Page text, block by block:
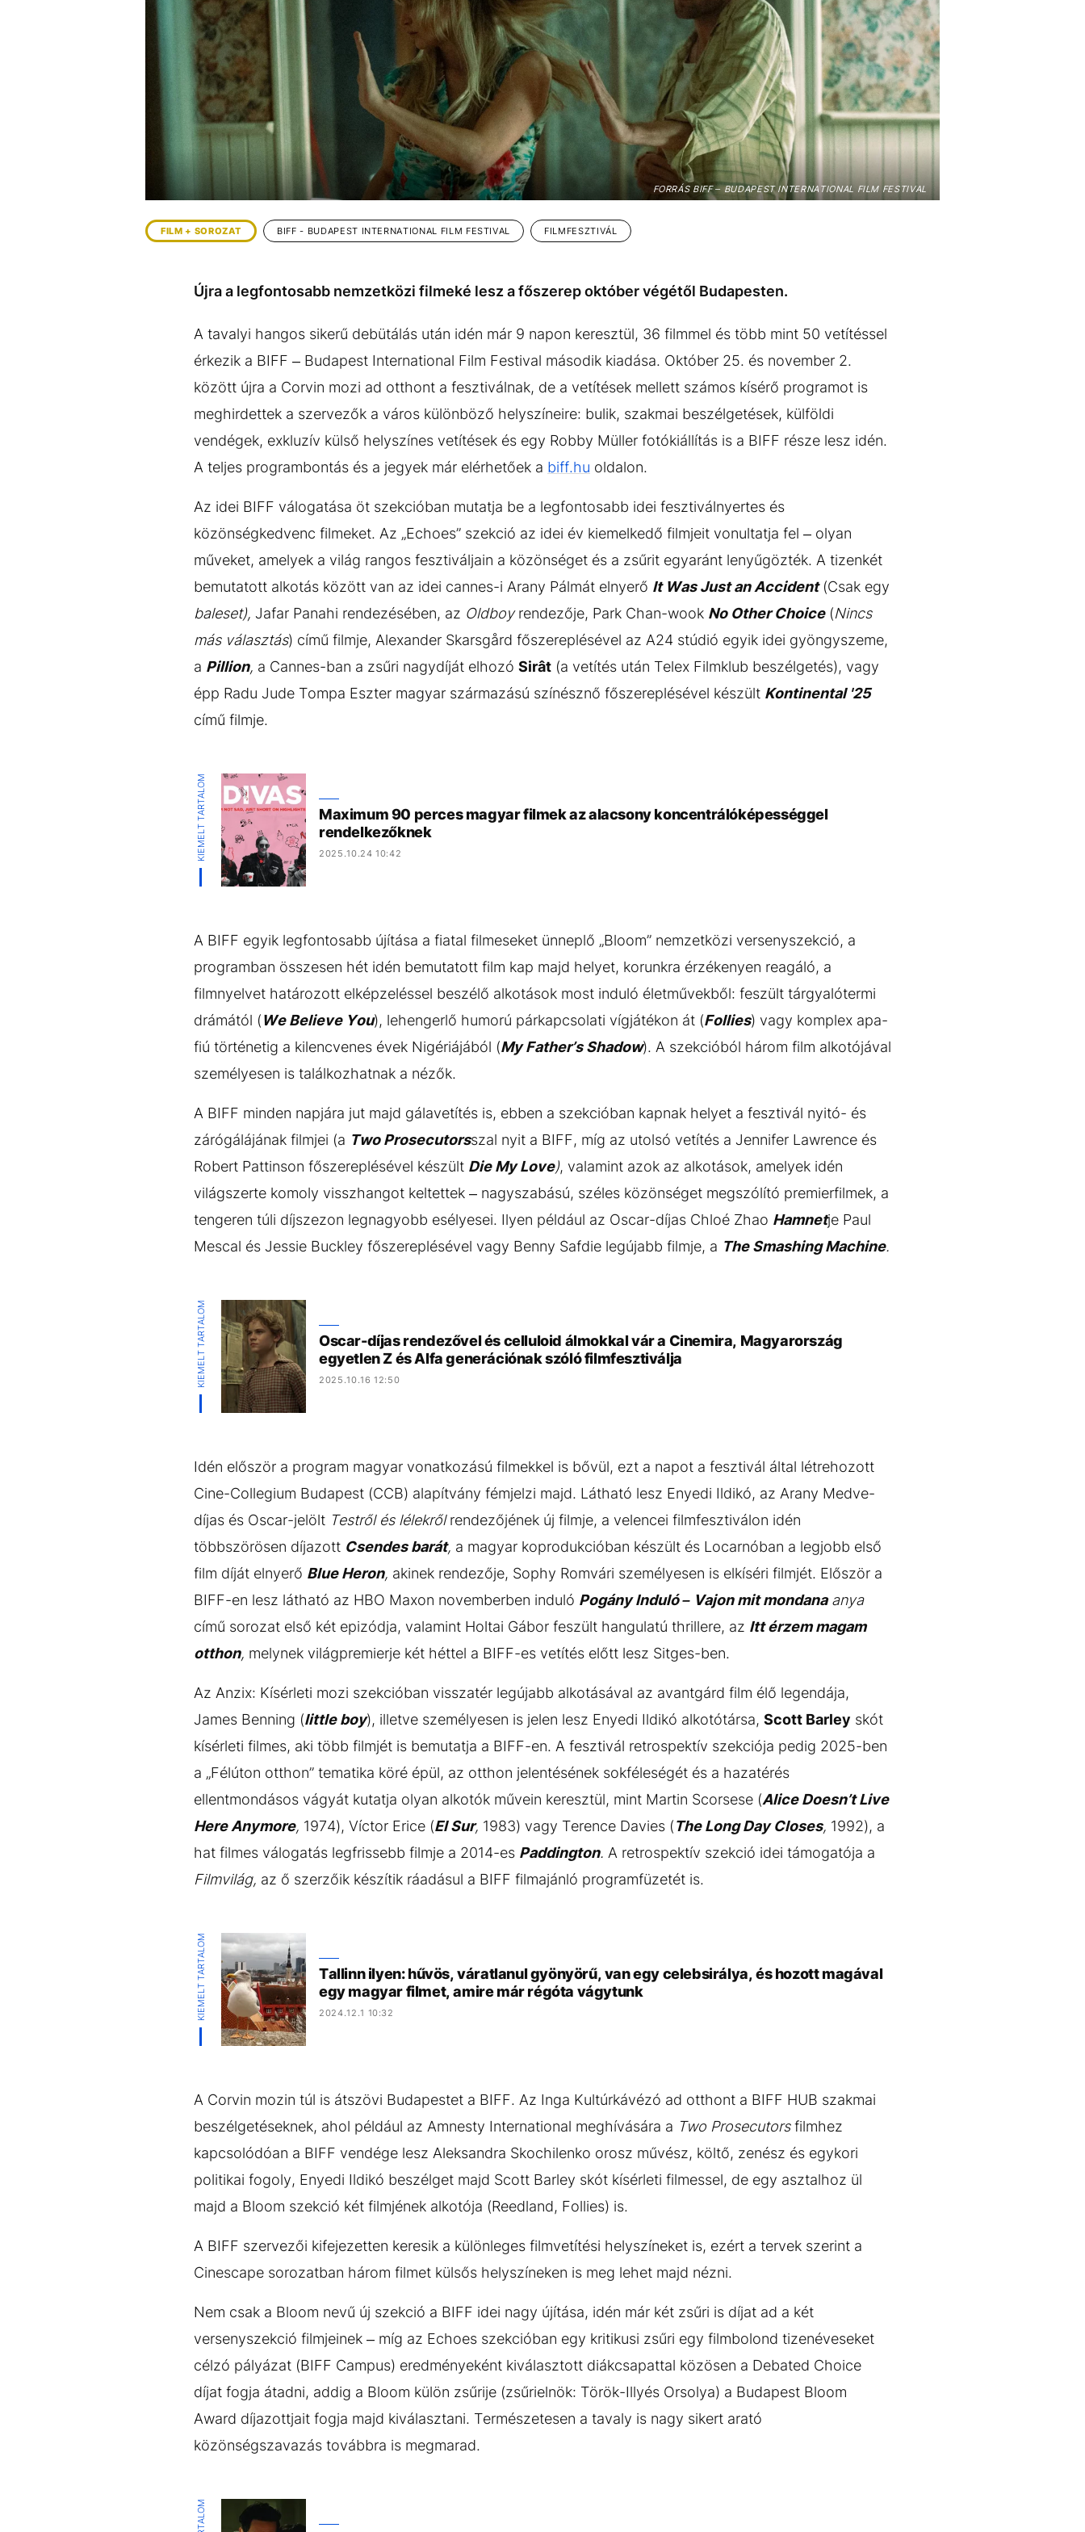
Videó Kvíz
REFRESHER
Médiaajánlat Impresszum
FORRÁS BIFF – BUDAPEST INTERNATIONAL FILM FESTIVAL
FILM + SOROZAT BIFF - BUDAPEST INTERNATIONAL FILM FESTIVAL FILMFESZTIVÁL
Újra a legfontosabb nemzetközi filmeké lesz a főszerep október végétől Budapesten.
A tavalyi hangos sikerű debütálás után idén már 9 napon keresztül, 36 filmmel és több mint 50 vetítéssel
érkezik a BIFF – Budapest International Film Festival második kiadása. Október 25. és november 2.
között újra a Corvin mozi ad otthont a fesztiválnak, de a vetítések mellett számos kísérő programot is
meghirdettek a szervezők a város különböző helyszíneire: bulik, szakmai beszélgetések, külföldi
vendégek, exkluzív külső helyszínes vetítések és egy Robby Müller fotókiállítás is a BIFF része lesz idén.
A teljes programbontás és a jegyek már elérhetőek a biff.hu oldalon.
Az idei BIFF válogatása öt szekcióban mutatja be a legfontosabb idei fesztiválnyertes és
közönségkedvenc filmeket. Az „Echoes” szekció az idei év kiemelkedő filmjeit vonultatja fel – olyan
műveket, amelyek a világ rangos fesztiváljain a közönséget és a zsűrit egyaránt lenyűgözték. A tizenkét
bemutatott alkotás között van az idei cannes-i Arany Pálmát elnyerő It Was Just an Accident(Csak egy
baleset), Jafar Panahi rendezésében, az Oldboyrendezője, Park Chan-wook No Other Choice (Nincs
más választás) című filmje, Alexander Skarsgård főszereplésével az A24 stúdió egyik idei gyöngyszeme,
a Pillion, a Cannes-ban a zsűri nagydíját elhozó Sirât (a vetítés után Telex Filmklub beszélgetés), vagy
épp Radu Jude Tompa Eszter magyar származású színésznő főszereplésével készült Kontinental '25
című filmje.
KIEMELT TARTALOM
Maximum 90 perces magyar filmek az alacsony koncentrálóképességgel
rendelkezőknek
2025.10.24 10:42
A BIFF egyik legfontosabb újítása a fiatal filmeseket ünneplő „Bloom” nemzetközi versenyszekció, a
programban összesen hét idén bemutatott film kap majd helyet, korunkra érzékenyen reagáló, a
filmnyelvet határozott elképzeléssel beszélő alkotások most induló életművekből: feszült tárgyalótermi
drámától (We Believe You), lehengerlő humorú párkapcsolati vígjátékon át (Follies) vagy komplex apa-
fiú történetig a kilencvenes évek Nigériájából (My Father’s Shadow). A szekcióból három film alkotójával
személyesen is találkozhatnak a nézők.
A BIFF minden napjára jut majd gálavetítés is, ebben a szekcióban kapnak helyet a fesztivál nyitó- és
zárógálájának filmjei (a Two Prosecutorsszal nyit a BIFF, míg az utolsó vetítés a Jennifer Lawrence és
Robert Pattinson főszereplésével készült Die My Love), valamint azok az alkotások, amelyek idén
világszerte komoly visszhangot keltettek – nagyszabású, széles közönséget megszólító premierfilmek, a
tengeren túli díjszezon legnagyobb esélyesei. Ilyen például az Oscar-díjas Chloé Zhao Hamnetje Paul
Mescal és Jessie Buckley főszereplésével vagy Benny Safdie legújabb filmje, a The Smashing Machine.
KIEMELT TARTALOM
Oscar-díjas rendezővel és celluloid álmokkal vár a Cinemira, Magyarország
egyetlen Z és Alfa generációnak szóló filmfesztiválja
2025.10.16 12:50
Idén először a program magyar vonatkozású filmekkel is bővül, ezt a napot a fesztivál által létrehozott
Cine-Collegium Budapest (CCB) alapítvány fémjelzi majd. Látható lesz Enyedi Ildikó, az Arany Medve-
díjas és Oscar-jelölt Testről és lélekrőlrendezőjének új filmje, a velencei filmfesztiválon idén
többszörösen díjazott Csendes barát, a magyar koprodukcióban készült és Locarnóban a legjobb első
film díját elnyerő Blue Heron, akinek rendezője, Sophy Romvári személyesen is elkíséri filmjét. Először a
BIFF-en lesz látható az HBO Maxon novemberben induló Pogány Induló – Vajon mit mondanaanya
című sorozat első két epizódja, valamint Holtai Gábor feszült hangulatú thrillere, az Itt érzem magam
otthon, melynek világpremierje két héttel a BIFF-es vetítés előtt lesz Sitges-ben.
Az Anzix: Kísérleti mozi szekcióban visszatér legújabb alkotásával az avantgárd film élő legendája,
James Benning (little boy), illetve személyesen is jelen lesz Enyedi Ildikó alkotótársa, Scott Barley skót
kísérleti filmes, aki több filmjét is bemutatja a BIFF-en. A fesztivál retrospektív szekciója pedig 2025-ben
a „Félúton otthon” tematika köré épül, az otthon jelentésének sokféleségét és a hazatérés
ellentmondásos vágyát kutatja olyan alkotók művein keresztül, mint Martin Scorsese (Alice Doesn’t Live
Here Anymore, 1974), Víctor Erice (El Sur, 1983) vagy Terence Davies (The Long Day Closes, 1992), a
hat filmes válogatás legfrissebb filmje a 2014-es Paddington. A retrospektív szekció idei támogatója a
Filmvilág, az ő szerzőik készítik ráadásul a BIFF filmajánló programfüzetét is.
KIEMELT TARTALOM
Tallinn ilyen: hűvös, váratlanul gyönyörű, van egy celebsirálya, és hozott magával
egy magyar filmet, amire már régóta vágytunk
2024.12.1 10:32
A Corvin mozin túl is átszövi Budapestet a BIFF. Az Inga Kultúrkávézó ad otthont a BIFF HUB szakmai
beszélgetéseknek, ahol például az Amnesty International meghívására a Two Prosecutorsfilmhez
kapcsolódóan a BIFF vendége lesz Aleksandra Skochilenko orosz művész, költő, zenész és egykori
politikai fogoly, Enyedi Ildikó beszélget majd Scott Barley skót kísérleti filmessel, de egy asztalhoz ül
majd a Bloom szekció két filmjének alkotója (Reedland, Follies) is.
A BIFF szervezői kifejezetten keresik a különleges filmvetítési helyszíneket is, ezért a tervek szerint a
Cinescape sorozatban három filmet külsős helyszíneken is meg lehet majd nézni.
Nem csak a Bloom nevű új szekció a BIFF idei nagy újítása, idén már két zsűri is díjat ad a két
versenyszekció filmjeinek – míg az Echoes szekcióban egy kritikusi zsűri egy filmbolond tizenéveseket
célzó pályázat (BIFF Campus) eredményeként kiválasztott diákcsapattal közösen a Debated Choice
díjat fogja átadni, addig a Bloom külön zsűrije (zsűrielnök: Török-Illyés Orsolya) a Budapest Bloom
Award díjazottjait fogja majd kiválasztani. Természetesen a tavaly is nagy sikert arató
közönségszavazás továbbra is megmarad.